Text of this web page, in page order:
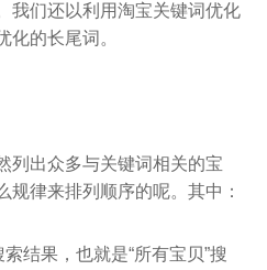
我们还以利用淘宝关键词优化
化的长尾词。
列出众多与关键词相关的宝
规律来排列顺序的呢。其中：
结果，也就是“所有宝贝”搜